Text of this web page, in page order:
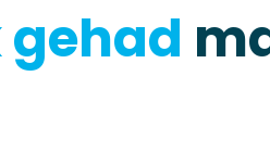
gehad